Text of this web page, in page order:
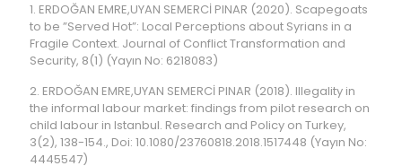
1. ERDOĞAN EMRE,UYAN SEMERCİ PINAR (2020). Scapegoats
to be ”Served Hot”: Local Perceptions about Syrians in a
Fragile Context. Journal of Conflict Transformation and
Security, 8(1) (Yayın No: 6218083)
2. ERDOĞAN EMRE,UYAN SEMERCİ PINAR (2018). Illegality in
the informal labour market: findings from pilot research on
child labour in Istanbul. Research and Policy on Turkey,
3(2), 138-154., Doi: 10.1080/23760818.2018.1517448 (Yayın No:
4445547)